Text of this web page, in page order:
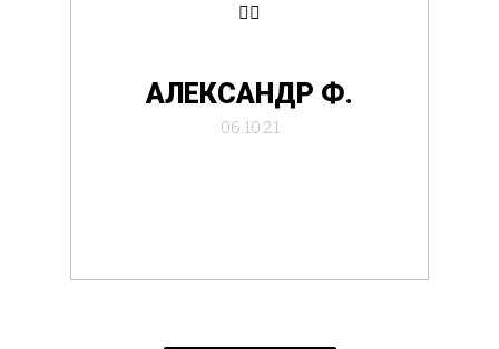
👍🏼
АЛЕКСАНДР Ф.
06.10.21